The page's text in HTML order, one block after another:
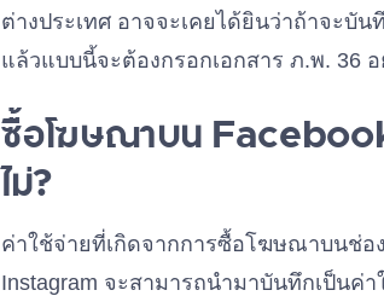
ต่างประเทศ อาจจะเคยได้ยินว่าถ้าจะบั
แล้วแบบนี้จะต้องกรอกเอกสาร ภ.พ. 36
ซื้อโฆษณาบน
ไม่?
ค่าใช้จ่ายที่เกิดจากการซื้อโฆษณาบนช่อง
Instagram จะสามารถนำมาบันทึกเป็น